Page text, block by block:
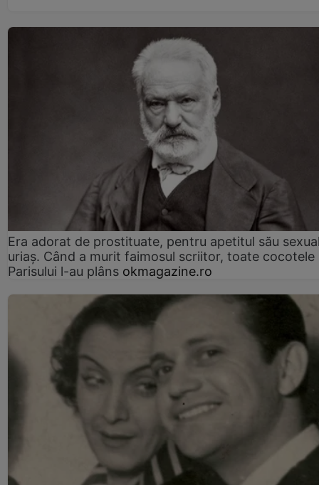
Era adorat de prostituate, pentru apetitul său
uriaș. Când a murit faimosul scriitor, toate cocotele
Parisului l-au plâns okmagazine.ro